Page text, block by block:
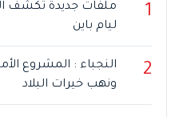
1
ملفات جديدة تكشف
ليام باين
2
النجباء : المشروع
ونهب خيرات البلاد